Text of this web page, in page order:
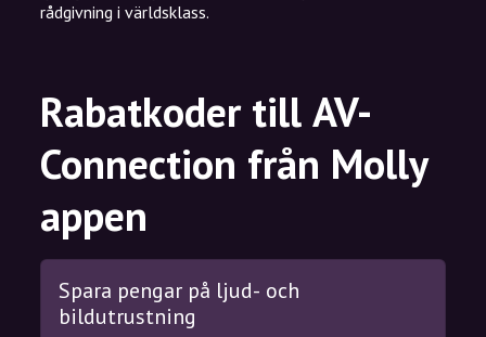
rådgivning i världsklass.
Rabatkoder till AV-
Connection från Molly
appen
Spara pengar på ljud- och
bildutrustning